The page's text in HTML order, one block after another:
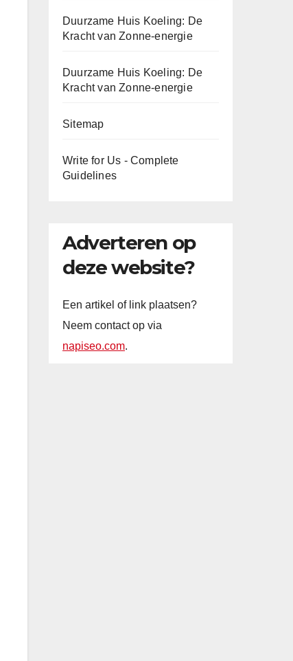
Duurzame Huis Koeling: De
Kracht van Zonne-energie
Duurzame Huis Koeling: De
Kracht van Zonne-energie
Sitemap
Write for Us - Complete
Guidelines
Adverteren op
deze website?
Een artikel of link plaatsen?
Neem contact op via
napiseo.com.